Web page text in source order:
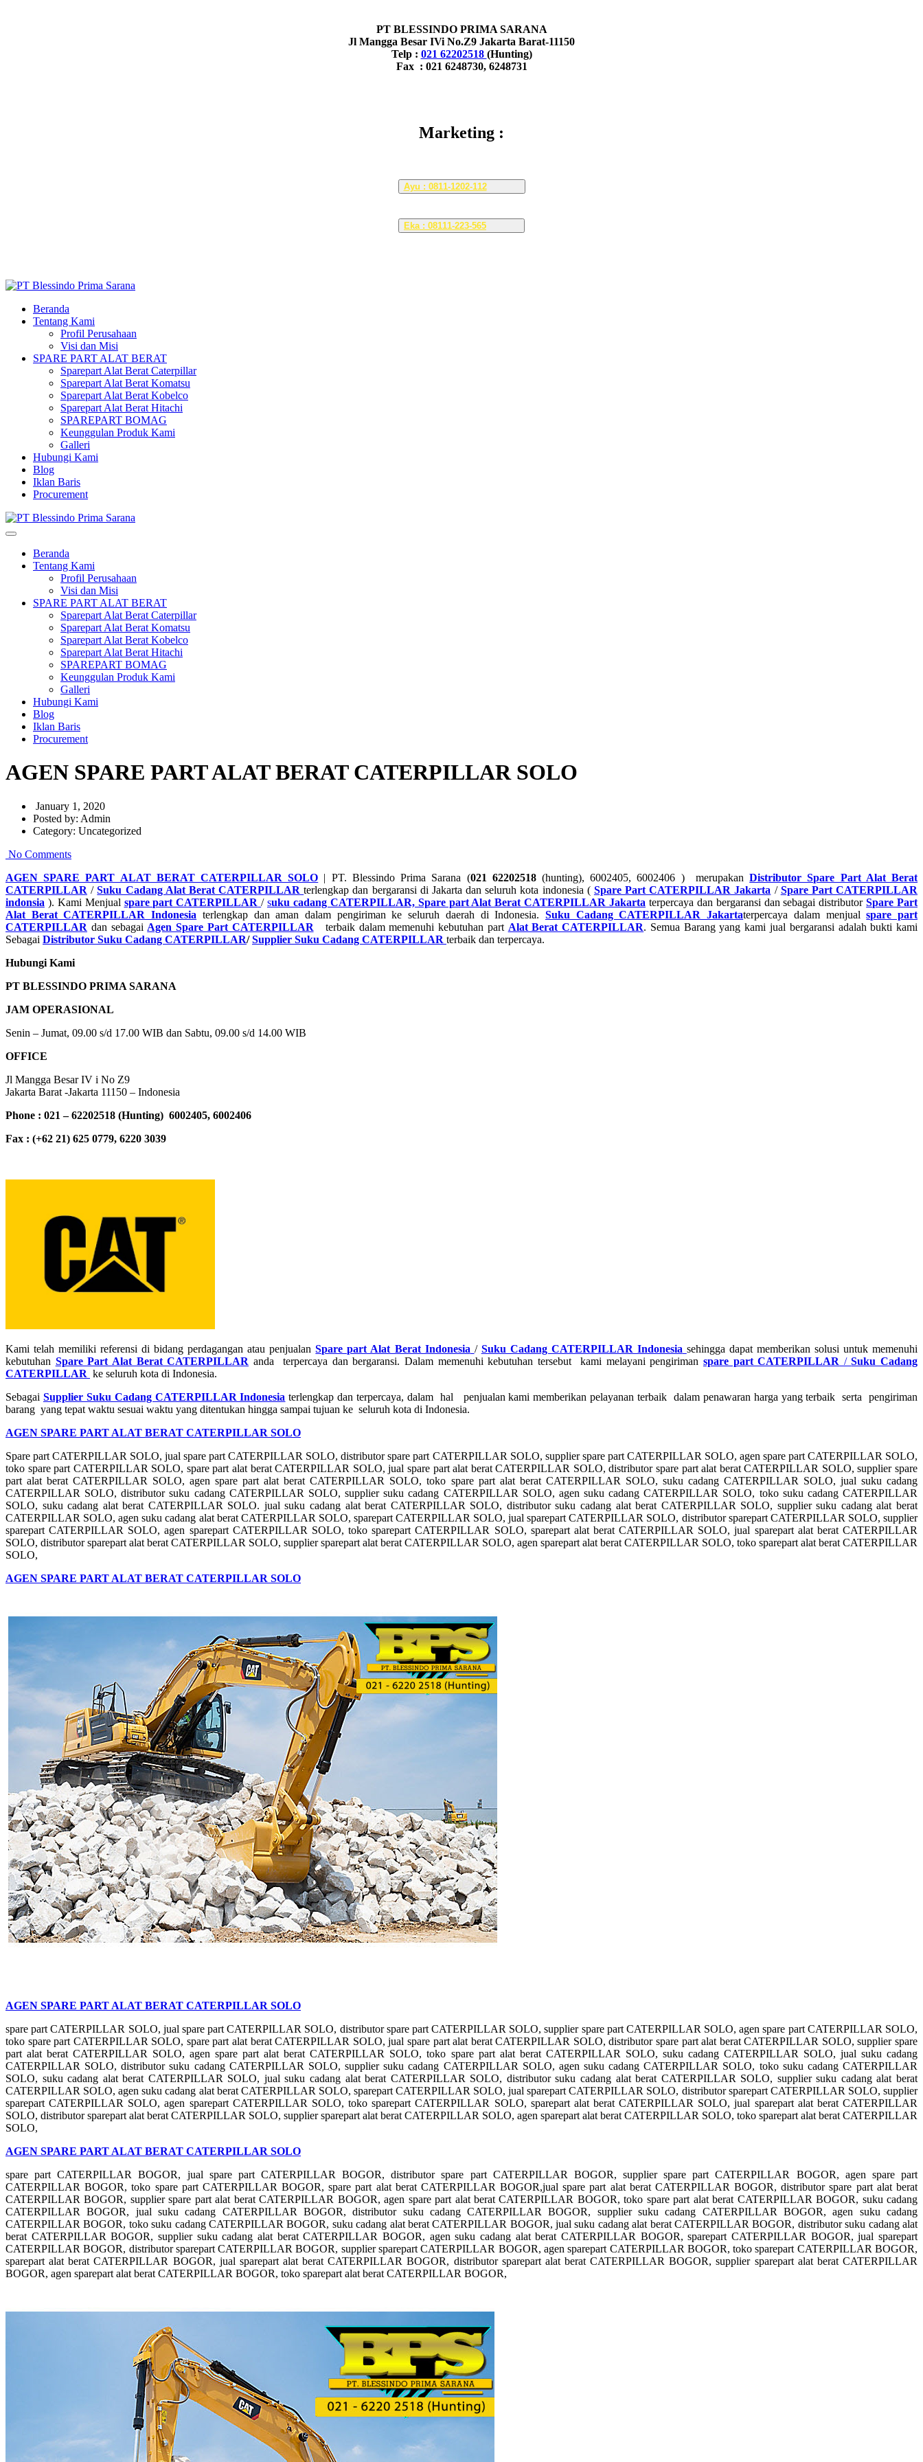
PT BLESSINDO PRIMA SARANA
Jl Mangga Besar IVi No.Z9 Jakarta Barat-11150
Telp : 021 62202518 (Hunting)
Fax : 021 6248730, 6248731
Marketing :
Ayu : 0811-1202-112
Eka : 08111-223-565
Beranda
Tentang Kami
Profil Perusahaan
Visi dan Misi
SPARE PART ALAT BERAT
Sparepart Alat Berat Caterpillar
Sparepart Alat Berat Komatsu
Sparepart Alat Berat Kobelco
Sparepart Alat Berat Hitachi
SPAREPART BOMAG
Keunggulan Produk Kami
Galleri
Hubungi Kami
Blog
Iklan Baris
Procurement
Beranda
Tentang Kami
Profil Perusahaan
Visi dan Misi
SPARE PART ALAT BERAT
Sparepart Alat Berat Caterpillar
Sparepart Alat Berat Komatsu
Sparepart Alat Berat Kobelco
Sparepart Alat Berat Hitachi
SPAREPART BOMAG
Keunggulan Produk Kami
Galleri
Hubungi Kami
Blog
Iklan Baris
Procurement
AGEN SPARE PART ALAT BERAT CATERPILLAR SOLO
January 1, 2020
Posted by: Admin
Category: Uncategorized
No Comments
AGEN SPARE PART ALAT BERAT CATERPILLAR SOLO | PT. Blessindo Prima Sarana (021 62202518(hunting), 6002405, 6002406 ) merupakanDistributor Spare Part Alat Berat
CATERPILLAR / Suku Cadang Alat Berat CATERPILLAR terlengkap dan bergaransi di Jakarta dan seluruh kota indonesia ( Spare Part CATERPILLAR Jakarta / Spare Part CATERPILLAR
indonsia ). Kami Menjual spare part CATERPILLAR / suku cadang CATERPILLAR, Spare part Alat Berat CATERPILLAR Jakarta terpercaya dan bergaransi dan sebagai distributorSpare Part
Alat Berat CATERPILLAR Indonesia terlengkap dan aman dalam pengiriman ke seluruh daerah di Indonesia.Suku Cadang CATERPILLAR Jakartaterpercaya dalam menjualspare part
CATERPILLAR dan sebagai Agen Spare Part CATERPILLAR terbaik dalam memenuhi kebutuhan part Alat Berat CATERPILLAR. Semua Barang yang kami jual bergaransi adalah bukti kami
Sebagai Distributor Suku Cadang CATERPILLAR/Supplier Suku Cadang CATERPILLAR terbaik dan terpercaya.
Hubungi Kami
PT BLESSINDO PRIMA SARANA
JAM OPERASIONAL
Senin – Jumat, 09.00 s/d 17.00 WIB dan Sabtu, 09.00 s/d 14.00 WIB
OFFICE
Jl Mangga Besar IV i No Z9
Jakarta Barat -Jakarta 11150 – Indonesia
Phone : 021 – 62202518 (Hunting) 6002405, 6002406
Fax : (+62 21) 625 0779, 6220 3039
Kami telah memiliki referensi di bidang perdagangan atau penjualanSpare part Alat Berat Indonesia / Suku Cadang CATERPILLAR Indonesia sehingga dapat memberikan solusi untuk memenuhi
kebutuhan Spare Part Alat Berat CATERPILLAR anda terpercaya dan bergaransi. Dalam memenuhi kebutuhan tersebut kami melayani pengiriman spare part CATERPILLAR /Suku Cadang
CATERPILLAR ke seluruh kota di Indonesia.
Sebagai Supplier Suku Cadang CATERPILLAR Indonesia terlengkap dan terpercaya, dalam hal penjualan kami memberikan pelayanan terbaik dalam penawaran harga yang terbaik serta pengiriman
barang yang tepat waktu sesuai waktu yang ditentukan hingga sampai tujuan ke seluruh kota di Indonesia.
AGEN SPARE PART ALAT BERAT CATERPILLAR SOLO
Spare part CATERPILLAR SOLO, jual spare part CATERPILLAR SOLO, distributor spare part CATERPILLAR SOLO, supplier spare part CATERPILLAR SOLO, agen spare part CATERPILLAR SOLO,
toko spare part CATERPILLAR SOLO, spare part alat berat CATERPILLAR SOLO, jual spare part alat berat CATERPILLAR SOLO, distributor spare part alat berat CATERPILLAR SOLO, supplier spare
part alat berat CATERPILLAR SOLO, agen spare part alat berat CATERPILLAR SOLO, toko spare part alat berat CATERPILLAR SOLO, suku cadang CATERPILLAR SOLO, jual suku cadang
CATERPILLAR SOLO, distributor suku cadang CATERPILLAR SOLO, supplier suku cadang CATERPILLAR SOLO, agen suku cadang CATERPILLAR SOLO, toko suku cadang CATERPILLAR
SOLO, suku cadang alat berat CATERPILLAR SOLO. jual suku cadang alat berat CATERPILLAR SOLO, distributor suku cadang alat berat CATERPILLAR SOLO, supplier suku cadang alat berat
CATERPILLAR SOLO, agen suku cadang alat berat CATERPILLAR SOLO, sparepart CATERPILLAR SOLO, jual sparepart CATERPILLAR SOLO, distributor sparepart CATERPILLAR SOLO, supplier
sparepart CATERPILLAR SOLO, agen sparepart CATERPILLAR SOLO, toko sparepart CATERPILLAR SOLO, sparepart alat berat CATERPILLAR SOLO, jual sparepart alat berat CATERPILLAR
SOLO, distributor sparepart alat berat CATERPILLAR SOLO, supplier sparepart alat berat CATERPILLAR SOLO, agen sparepart alat berat CATERPILLAR SOLO, toko sparepart alat berat CATERPILLAR
SOLO,
AGEN SPARE PART ALAT BERAT CATERPILLAR SOLO
AGEN SPARE PART ALAT BERAT CATERPILLAR SOLO
spare part CATERPILLAR SOLO, jual spare part CATERPILLAR SOLO, distributor spare part CATERPILLAR SOLO, supplier spare part CATERPILLAR SOLO, agen spare part CATERPILLAR SOLO,
toko spare part CATERPILLAR SOLO, spare part alat berat CATERPILLAR SOLO, jual spare part alat berat CATERPILLAR SOLO, distributor spare part alat berat CATERPILLAR SOLO, supplier spare
part alat berat CATERPILLAR SOLO, agen spare part alat berat CATERPILLAR SOLO, toko spare part alat berat CATERPILLAR SOLO, suku cadang CATERPILLAR SOLO, jual suku cadang
CATERPILLAR SOLO, distributor suku cadang CATERPILLAR SOLO, supplier suku cadang CATERPILLAR SOLO, agen suku cadang CATERPILLAR SOLO, toko suku cadang CATERPILLAR
SOLO, suku cadang alat berat CATERPILLAR SOLO, jual suku cadang alat berat CATERPILLAR SOLO, distributor suku cadang alat berat CATERPILLAR SOLO, supplier suku cadang alat berat
CATERPILLAR SOLO, agen suku cadang alat berat CATERPILLAR SOLO, sparepart CATERPILLAR SOLO, jual sparepart CATERPILLAR SOLO, distributor sparepart CATERPILLAR SOLO, supplier
sparepart CATERPILLAR SOLO, agen sparepart CATERPILLAR SOLO, toko sparepart CATERPILLAR SOLO, sparepart alat berat CATERPILLAR SOLO, jual sparepart alat berat CATERPILLAR
SOLO, distributor sparepart alat berat CATERPILLAR SOLO, supplier sparepart alat berat CATERPILLAR SOLO, agen sparepart alat berat CATERPILLAR SOLO, toko sparepart alat berat CATERPILLAR
SOLO,
AGEN SPARE PART ALAT BERAT CATERPILLAR SOLO
spare part CATERPILLAR BOGOR, jual spare part CATERPILLAR BOGOR, distributor spare part CATERPILLAR BOGOR, supplier spare part CATERPILLAR BOGOR, agen spare part
CATERPILLAR BOGOR, toko spare part CATERPILLAR BOGOR, spare part alat berat CATERPILLAR BOGOR,jual spare part alat berat CATERPILLAR BOGOR, distributor spare part alat berat
CATERPILLAR BOGOR, supplier spare part alat berat CATERPILLAR BOGOR, agen spare part alat berat CATERPILLAR BOGOR, toko spare part alat berat CATERPILLAR BOGOR, suku cadang
CATERPILLAR BOGOR, jual suku cadang CATERPILLAR BOGOR, distributor suku cadang CATERPILLAR BOGOR, supplier suku cadang CATERPILLAR BOGOR, agen suku cadang
CATERPILLAR BOGOR, toko suku cadang CATERPILLAR BOGOR, suku cadang alat berat CATERPILLAR BOGOR, jual suku cadang alat berat CATERPILLAR BOGOR, distributor suku cadang alat
berat CATERPILLAR BOGOR, supplier suku cadang alat berat CATERPILLAR BOGOR, agen suku cadang alat berat CATERPILLAR BOGOR, sparepart CATERPILLAR BOGOR, jual sparepart
CATERPILLAR BOGOR, distributor sparepart CATERPILLAR BOGOR, supplier sparepart CATERPILLAR BOGOR, agen sparepart CATERPILLAR BOGOR, toko sparepart CATERPILLAR BOGOR,
sparepart alat berat CATERPILLAR BOGOR, jual sparepart alat berat CATERPILLAR BOGOR, distributor sparepart alat berat CATERPILLAR BOGOR, supplier sparepart alat berat CATERPILLAR
BOGOR, agen sparepart alat berat CATERPILLAR BOGOR, toko sparepart alat berat CATERPILLAR BOGOR,